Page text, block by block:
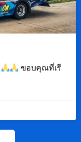
ขอบคุณที่เรี